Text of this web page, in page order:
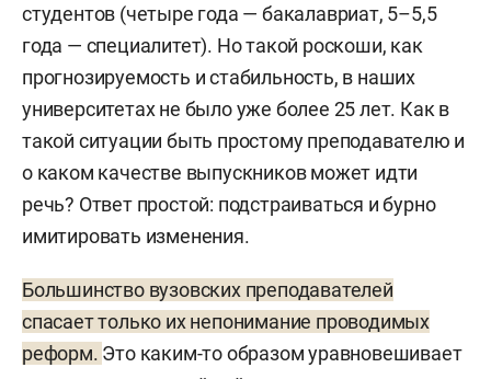
студентов (четыре года — бакалавриат, 5–5,5
года — специалитет). Но такой роскоши, как
прогнозируемость и стабильность, в наших
университетах не было уже более 25 лет. Как в
такой ситуации быть простому преподавателю и
о каком качестве выпускников может идти
речь? Ответ простой: подстраиваться и бурно
имитировать изменения.
Большинство вузовских преподавателей
спасает только их непонимание проводимых
реформ. Это каким-то образом уравновешивает